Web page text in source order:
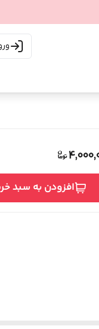
افزودن به سبد